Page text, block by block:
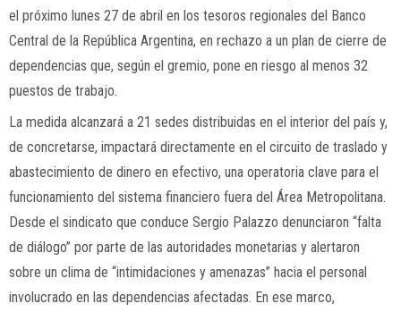
el próximo lunes 27 de abril en los tesoros regionales del Banco
Central de la República Argentina, en rechazo a un plan de cierre de
dependencias que, según el gremio, pone en riesgo al menos 32
puestos de trabajo.
La medida alcanzará a 21 sedes distribuidas en el interior del país y,
de concretarse, impactará directamente en el circuito de traslado y
abastecimiento de dinero en efectivo, una operatoria clave para el
funcionamiento del sistema financiero fuera del Área Metropolitana.
Desde el sindicato que conduce Sergio Palazzo denunciaron “falta
de diálogo” por parte de las autoridades monetarias y alertaron
sobre un clima de “intimidaciones y amenazas” hacia el personal
involucrado en las dependencias afectadas. En ese marco,